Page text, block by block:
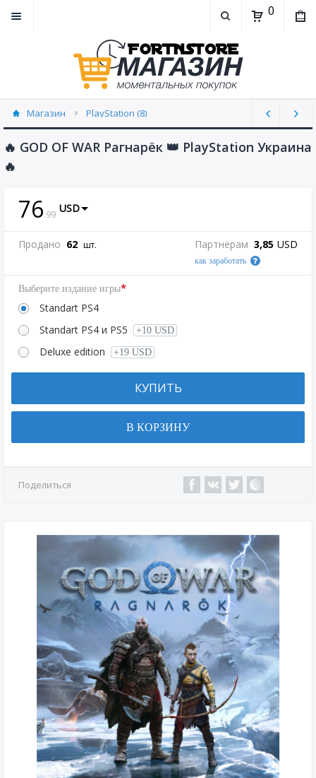
0
Магазин PlayStation (8)
🔥 GOD OF WAR Рагнарёк 👑 PlayStation Украина
🔥
76.99 USD
Продано 62 шт. Партнерам 3,85 USD
как заработать
Выберите издание игры*
Standart PS4
Standart PS4 и PS5
+10 USD
Deluxe edition +19 USD
КУПИТЬ
В КОРЗИНУ
Поделиться